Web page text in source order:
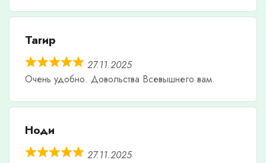
Тагир
27.11.2025
Очень удобно. Довольства Всевышнего вам.
Ноди
27.11.2025